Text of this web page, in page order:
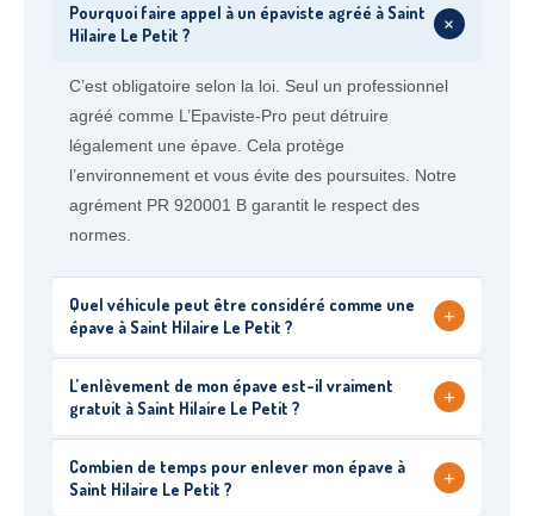
Pourquoi faire appel à un épaviste agréé à Saint
Hilaire Le Petit ?
+
C’est obligatoire selon la loi. Seul un professionnel
agréé comme L’Epaviste-Pro peut détruire
légalement une épave. Cela protège
l’environnement et vous évite des poursuites. Notre
agrément PR 920001 B garantit le respect des
normes.
Quel véhicule peut être considéré comme une
épave à Saint Hilaire Le Petit ?
+
L’enlèvement de mon épave est-il vraiment
gratuit à Saint Hilaire Le Petit ?
+
Combien de temps pour enlever mon épave à
Saint Hilaire Le Petit ?
+